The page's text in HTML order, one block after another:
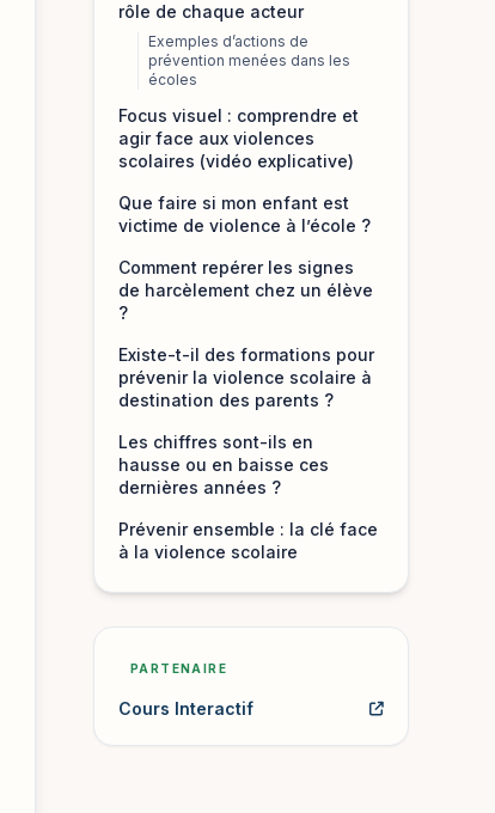
rôle de chaque acteur
Exemples d’actions de
prévention menées dans les
écoles
Focus visuel : comprendre et
agir face aux violences
scolaires (vidéo explicative)
Que faire si mon enfant est
victime de violence à l’école ?
Comment repérer les signes
de harcèlement chez un élève
?
Existe-t-il des formations pour
prévenir la violence scolaire à
destination des parents ?
Les chiffres sont-ils en
hausse ou en baisse ces
dernières années ?
Prévenir ensemble : la clé face
à la violence scolaire
PARTENAIRE
Cours Interactif